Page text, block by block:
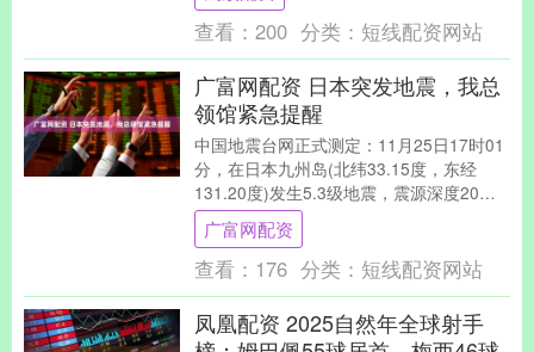
查看： 200 分类： 短线配资网站
广富网配资 日本突发地震，我总
领馆紧急提醒
中国地震台网正式测定：11月25日17时01
分，在日本九州岛(北纬33.15度，东经
131.20度)发生5.3级地震，震源深度20公
里。 中国驻福冈总领事馆提醒....
广富网配资
查看： 176 分类： 短线配资网站
凤凰配资 2025自然年全球射手